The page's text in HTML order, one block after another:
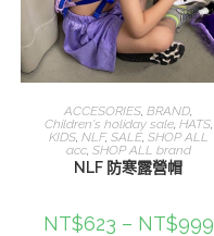
選擇規格
ACCESORIES ,BRAND
Children's holiday sale, HATS,
KIDS, NLF, SALE, SHOP ALL
acc, SHOP ALL brand
NLF 防寒露營帽
NT$623 – NT$999